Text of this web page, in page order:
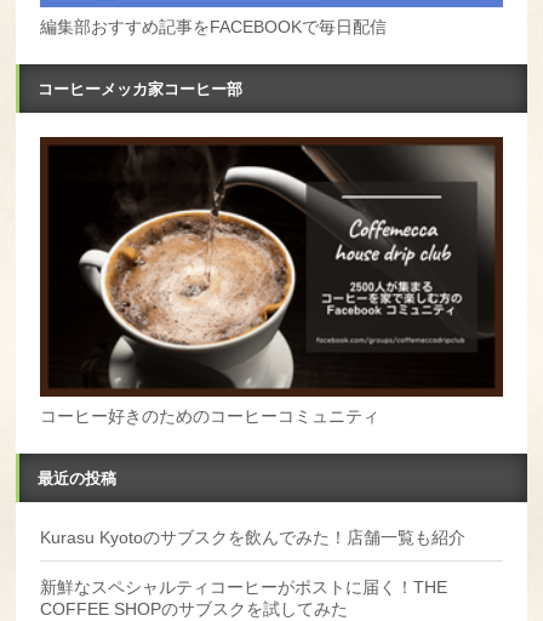
編集部おすすめ記事をFACEBOOKで毎日配信
コーヒーメッカ家コーヒー部
コーヒー好きのためのコーヒーコミュニティ
最近の投稿
Kurasu Kyotoのサブスクを飲んでみた！店舗一覧も紹介
新鮮なスペシャルティコーヒーがポストに届く！THE
COFFEE SHOPのサブスクを試してみた